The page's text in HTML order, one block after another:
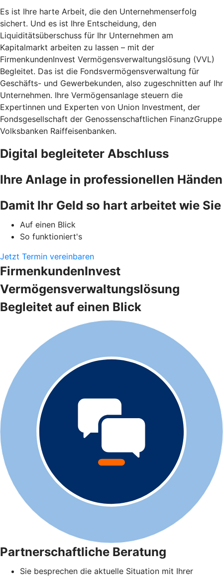
Es ist Ihre harte Arbeit, die den Unternehmenserfolg
sichert. Und es ist Ihre Entscheidung, den
Liquiditätsüberschuss für Ihr Unternehmen am
Kapitalmarkt arbeiten zu lassen – mit der
FirmenkundenInvest Vermögensverwaltungslösung (VVL)
Begleitet. Das ist die Fondsvermögensverwaltung für
Geschäfts- und Gewerbekunden, also zugeschnitten auf Ihr
Unternehmen. Ihre Vermögensanlage steuern die
Expertinnen und Experten von Union Investment, der
Fondsgesellschaft der Genossenschaftlichen FinanzGruppe
Volksbanken Raiffeisenbanken.
Digital begleiteter Abschluss
Ihre Anlage in professionellen Händen
Damit Ihr Geld so hart arbeitet wie Sie
Auf einen Blick
So funktioniert's
Jetzt Termin vereinbaren
FirmenkundenInvest
Vermögensverwaltungslösung
Begleitet auf einen Blick
Partnerschaftliche Beratung
Sie besprechen die aktuelle Situation mit Ihrer